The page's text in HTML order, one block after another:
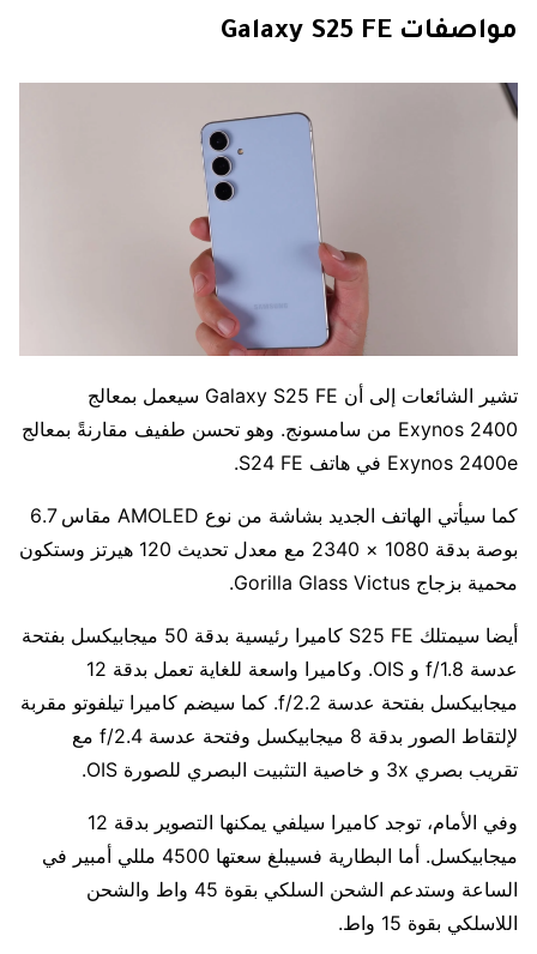
مواصفات Galaxy S25 FE
تشير الشائعات إلى أن Galaxy S25 FE سيعمل بمعالج
Exynos 2400 من سامسونج. وهو تحسن طفيف مقارنةً بمعالج
Exynos 2400e في هاتف S24 FE.
كما سيأتي الهاتف الجديد بشاشة من نوع AMOLED مقاس 6.7
بوصة بدقة 1080 × 2340 مع معدل تحديث 120 هيرتز وستكون
محمية بزجاج Gorilla Glass Victus.
أيضا سيمتلك S25 FE كاميرا رئيسية بدقة 50 ميجابيكسل بفتحة
عدسة f/1.8 و OIS. وكاميرا واسعة للغاية تعمل بدقة 12
ميجابيكسل بفتحة عدسة f/2.2. كما سيضم كاميرا تيلفوتو مقربة
لإلتقاط الصور بدقة 8 ميجابيكسل وفتحة عدسة f/2.4 مع
تقريب بصري 3x و خاصية التثبيت البصري للصورة OIS.
وفي الأمام، توجد كاميرا سيلفي يمكنها التصوير بدقة 12
ميجابيكسل. أما البطارية فسيبلغ سعتها 4500 مللي أمبير في
الساعة وستدعم الشحن السلكي بقوة 45 واط والشحن
اللاسلكي بقوة 15 واط.